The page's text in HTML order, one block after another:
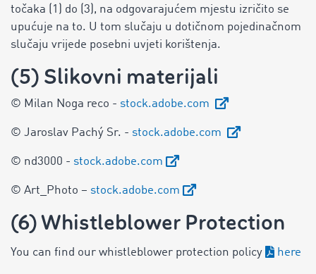
točaka (1) do (3), na odgovarajućem mjestu izričito se
upućuje na to. U tom slučaju u dotičnom pojedinačnom
slučaju vrijede posebni uvjeti korištenja.
(5) Slikovni materijali
© Milan Noga reco - stock.adobe.com
© Jaroslav Pachý Sr. - stock.adobe.com
© nd3000 - stock.adobe.com
© Art_Photo – stock.adobe.com
(6) Whistleblower Protection
You can find our whistleblower protection policy here